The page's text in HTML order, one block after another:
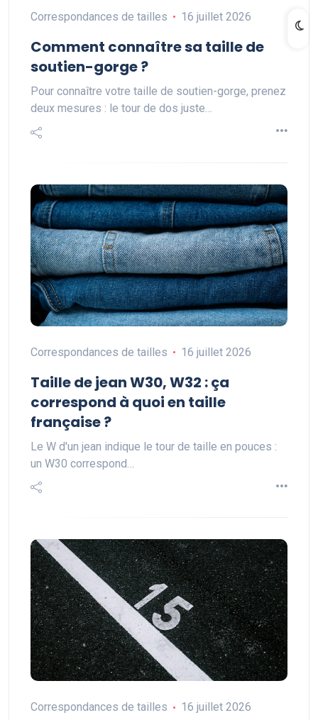
Correspondances de tailles 16 juillet 2026
Comment connaître sa taille de
soutien-gorge ?
Pour connaître votre taille de soutien-gorge, prenez
deux mesures : le tour de dos juste…
Correspondances de tailles 16 juillet 2026
Taille de jean W30, W32 : ça
correspond à quoi en taille
française ?
Le W d'un jean indique le tour de taille en pouces :
un W30 correspond…
Correspondances de tailles 16 juillet 2026